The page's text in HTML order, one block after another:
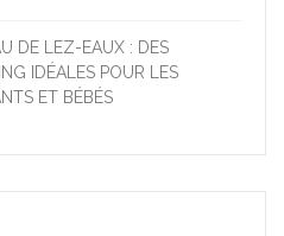
DE LEZ-EAUX : DES
IDÉALES POUR LES
ET BÉBÉS